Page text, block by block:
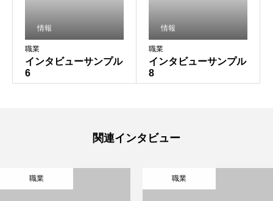
職業
インタビューサンプル
6
情報
職業
インタビューサンプル
8
情報
関連インタビュー
職業 職業